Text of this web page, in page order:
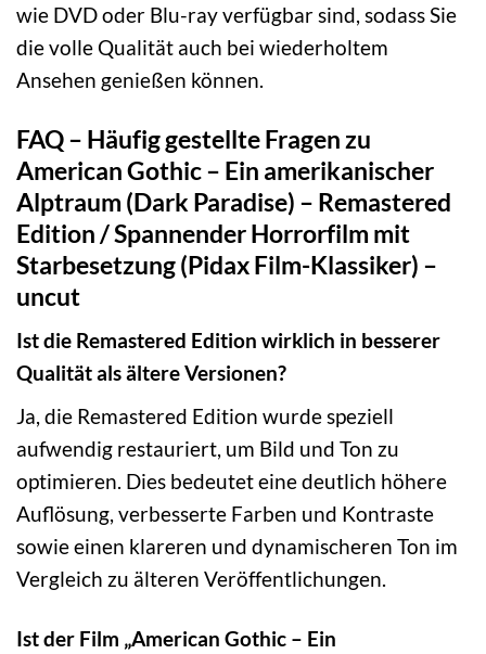
wie DVD oder Blu-ray verfügbar sind, sodass Sie
die volle Qualität auch bei wiederholtem
Ansehen genießen können.
FAQ – Häufig gestellte Fragen zu
American Gothic – Ein amerikanischer
Alptraum (Dark Paradise) – Remastered
Edition / Spannender Horrorfilm mit
Starbesetzung (Pidax Film-Klassiker) –
uncut
Ist die Remastered Edition wirklich in besserer
Qualität als ältere Versionen?
Ja, die Remastered Edition wurde speziell
aufwendig restauriert, um Bild und Ton zu
optimieren. Dies bedeutet eine deutlich höhere
Auflösung, verbesserte Farben und Kontraste
sowie einen klareren und dynamischeren Ton im
Vergleich zu älteren Veröffentlichungen.
Ist der Film „American Gothic – Ein